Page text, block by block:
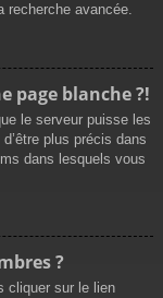
recherche avancée.
page blanche ?!
le serveur puisse les
plus précis dans
dans lesquels vous
?
cliquer sur le lien